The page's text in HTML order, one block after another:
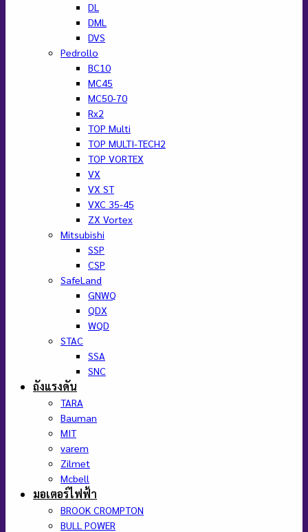
DL
DML
DVS
Pedrollo
BC10
MC45
MC50-70
Rx2
TOP Multi
TOP MULTI-TECH2
TOP VORTEX
VX
VX ST
VXC 35-45
ZX Vortex
Mitsubishi
SSP
CSP
SafeLand
GNWQ
QDX
WQD
STAC
SSA
SNC
ถังแรงดัน
TARA
Bauman
MIT
varem
Zilmet
Mcbell
มอเตอร์ไฟฟ้า
BROOK CROMPTON
BULL POWER